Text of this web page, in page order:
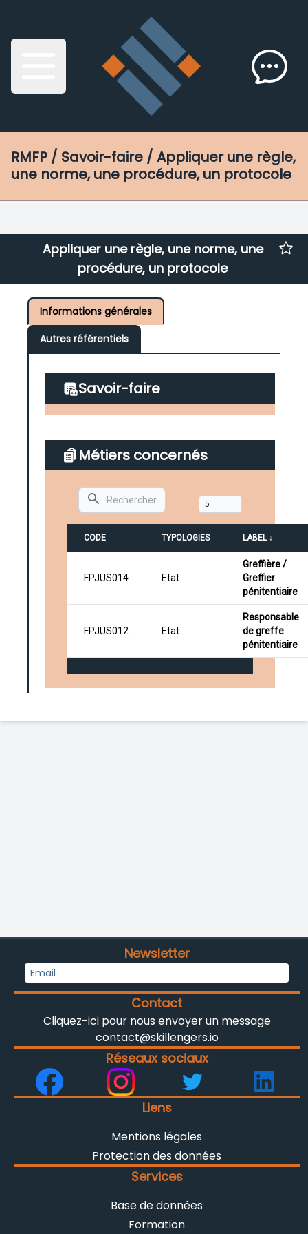
RMFP / Savoir-faire / Appliquer une règle,
une norme, une procédure, un protocole
Appliquer une règle, une norme, une
procédure, un protocole
Informations générales
Autres référentiels
Savoir-faire
Métiers concernés
Search
CODE TYPOLOGIES LABEL ↓
FPJUS014 Etat
Greffière /
Greffier
pénitentiaire
FPJUS012 Etat
Responsable
de greffe
pénitentiaire
Services
Base de données
Formation
Liens
Mentions légales
Protection des données
Réseaux sociaux
Contact
Cliquez-ici pour nous envoyer un message
contact@skillengers.io
Newsletter